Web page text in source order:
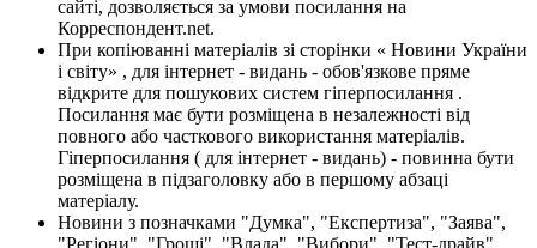
сайті, дозволяється за умови посилання на
Корреспондент.net.
При копіюванні матеріалів зі сторінки « Новини України
і світу» , для інтернет - видань - обов'язкове пряме
відкрите для пошукових систем гіперпосилання .
Посилання має бути розміщена в незалежності від
повного або часткового використання матеріалів.
Гіперпосилання ( для інтернет - видань) - повинна бути
розміщена в підзаголовку або в першому абзаці
матеріалу.
Новини з позначками "Думка", "Експертиза", "Заява",
"Регіони", "Гроші", "Влада", "Вибори", "Тест-драйв",